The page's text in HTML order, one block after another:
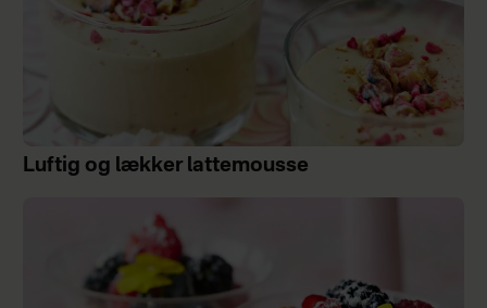
Luftig og lækker lattemousse